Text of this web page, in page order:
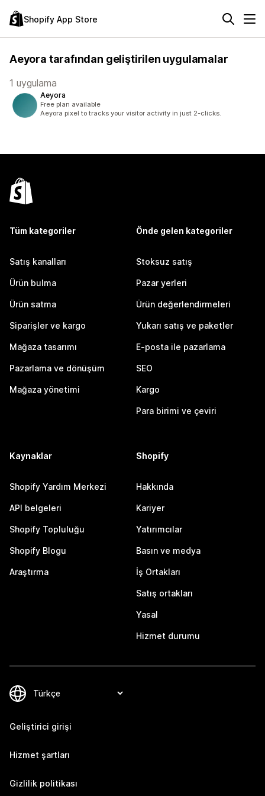
Shopify App Store
Aeyora tarafından geliştirilen uygulamalar
1 uygulama
Aeyora
Free plan available
Aeyora pixel to tracks your visitor activity in just 2-clicks.
Tüm kategoriler
Satış kanalları
Ürün bulma
Ürün satma
Siparişler ve kargo
Mağaza tasarımı
Pazarlama ve dönüşüm
Mağaza yönetimi
Önde gelen kategoriler
Stoksuz satış
Pazar yerleri
Ürün değerlendirmeleri
Yukarı satış ve paketler
E-posta ile pazarlama
SEO
Kargo
Para birimi ve çeviri
Kaynaklar
Shopify Yardım Merkezi
API belgeleri
Shopify Topluluğu
Shopify Blogu
Araştırma
Shopify
Hakkında
Kariyer
Yatırımcılar
Basın ve medya
İş Ortakları
Satış ortakları
Yasal
Hizmet durumu
Geliştirici girişi
Hizmet şartları
Gizlilik politikası